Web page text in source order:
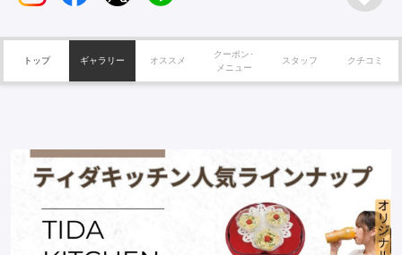
トップ ギャラリー オススメ
クーポン･
メニュー
スタッフ クチコミ